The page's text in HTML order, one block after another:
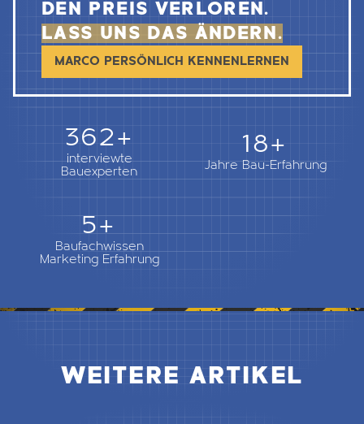
DEN PREIS VERLOREN.
LASS UNS DAS ÄNDERN.
MARCO PERSÖNLICH KENNENLERNEN
362+
interviewte
Bauexperten
18+
Jahre Bau-Erfahrung
5+
Baufachwissen
Marketing Erfahrung
WEITERE ARTIKEL